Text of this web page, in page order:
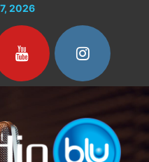
2026